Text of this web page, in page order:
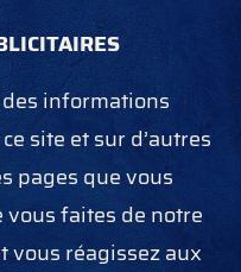
informations
site et sur d’autres
pages que vous
vous faites de notre
vous réagissez aux